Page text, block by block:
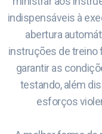
indispensáveis à
abertura
instruções de treino
garantir as
testando, além
esforços